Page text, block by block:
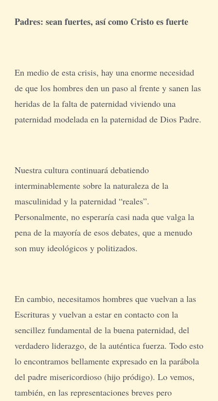
Padres: sean fuertes, así como Cristo es fuerte
En medio de esta crisis, hay una enorme necesidad
de que los hombres den un paso al frente y sanen las
heridas de la falta de paternidad viviendo una
paternidad modelada en la paternidad de Dios Padre.
Nuestra cultura continuará debatiendo
interminablemente sobre la naturaleza de la
masculinidad y la paternidad “reales”.
Personalmente, no esperaría casi nada que valga la
pena de la mayoría de esos debates, que a menudo
son muy ideológicos y politizados.
En cambio, necesitamos hombres que vuelvan a las
Escrituras y vuelvan a estar en contacto con la
sencillez fundamental de la buena paternidad, del
verdadero liderazgo, de la auténtica fuerza. Todo esto
lo encontramos bellamente expresado en la parábola
del padre misericordioso (hijo pródigo). Lo vemos,
también, en las representaciones breves pero